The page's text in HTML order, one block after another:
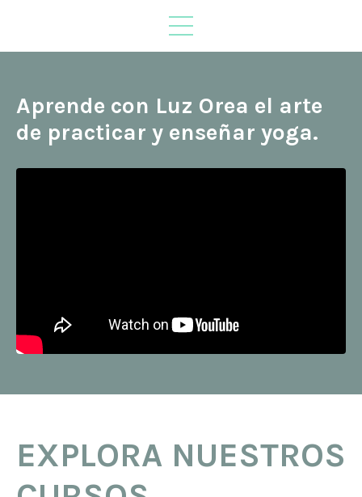
Aprende con Luz Orea el arte
de practicar y enseñar yoga.
EXPLORA NUESTROS